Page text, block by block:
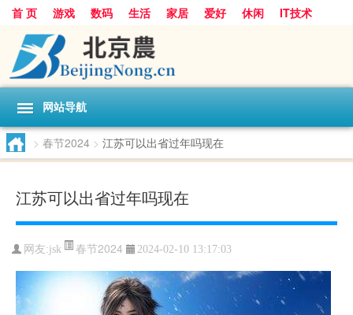
首 页 游戏 数码 生活 家居 爱好 休闲
IT技术
互联网
手机 购物
网站导航
> 春节2024 > 江苏可以出省过年吗现在
江苏可以出省过年吗现在
网友:jsk 春节2024 2024-02-10 13:17:03